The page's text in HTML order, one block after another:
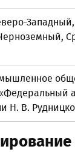
Н. В.